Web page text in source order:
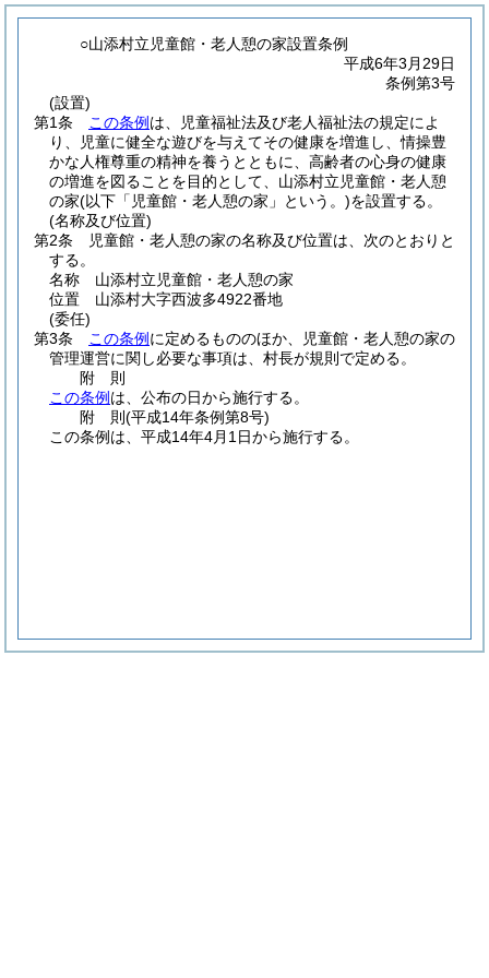
○山添村立児童館・老人憩の家設置条例
平成6年3月29日
条例第3号
(設置)
第1条
この条例 は、児童福祉法及び老人福祉法の規定によ
り、児童に健全な遊びを与えてその健康を増進し、情操豊
かな人権尊重の精神を養うとともに、高齢者の心身の健康
の増進を図ることを目的として、山添村立児童館・老人憩
の家(以下「児童館・老人憩の家」という。)を設置する。
(名称及び位置)
第2条
児童館・老人憩の家の名称及び位置は、次のとおりと
する。
名称 山添村立児童館・老人憩の家
位置 山添村大字西波多4922番地
(委任)
第3条
この条例 に定めるもののほか、児童館・老人憩の家の
管理運営に関し必要な事項は、村長が規則で定める。
附 則
この条例 は、公布の日から施行する。
附 則(平成14年条例第8号)
この条例は、平成14年4月1日から施行する。